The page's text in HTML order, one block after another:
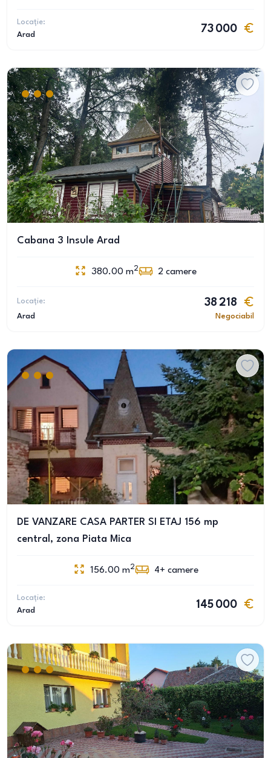
Locație:
Arad
73 000
Cabana 3 Insule Arad
380.00 m2 2 camere
Locație:
Arad
38 218
Negociabil
DE VANZARE CASA PARTER SI ETAJ 156 mp
central, zona Piata Mica
156.00 m2 4+ camere
Locație:
Arad
145 000